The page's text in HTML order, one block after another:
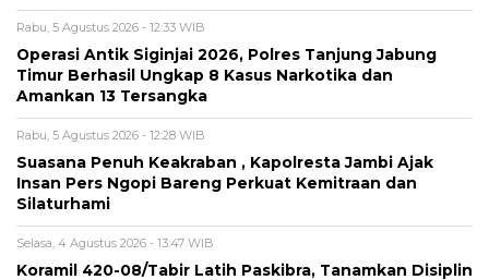
Rabu, 5 Agustus 2026 - 12:33 WIB
Operasi Antik Siginjai 2026, Polres Tanjung Jabung
Timur Berhasil Ungkap 8 Kasus Narkotika dan
Amankan 13 Tersangka
Rabu, 5 Agustus 2026 - 12:28 WIB
Suasana Penuh Keakraban , Kapolresta Jambi Ajak
Insan Pers Ngopi Bareng Perkuat Kemitraan dan
Silaturhami
Selasa, 4 Agustus 2026 - 13:47 WIB
Koramil 420-08/Tabir Latih Paskibra, Tanamkan Disiplin